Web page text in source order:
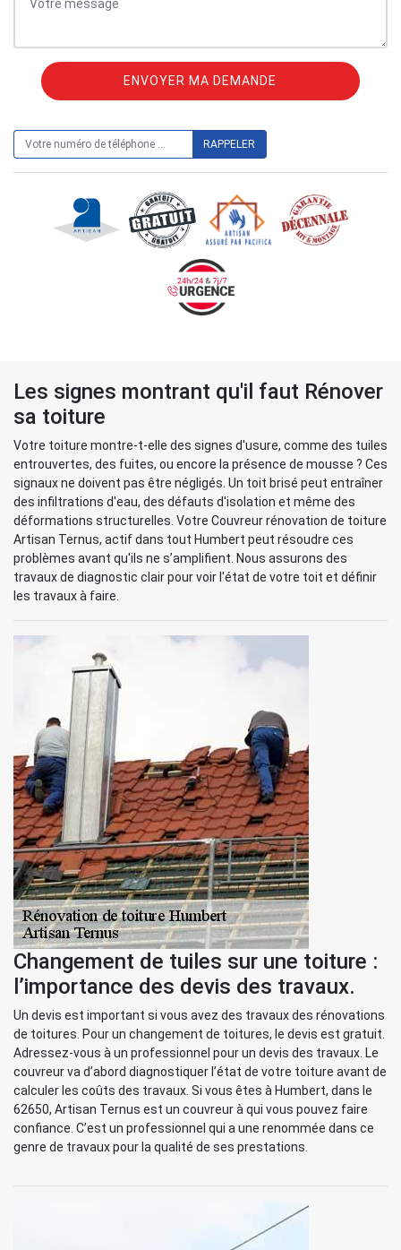
Les signes montrant qu'il faut Rénover
sa toiture
Votre toiture montre-t-elle des signes d'usure, comme des tuiles
entrouvertes, des fuites, ou encore la présence de mousse ? Ces
signaux ne doivent pas être négligés. Un toit brisé peut entraîner
des infiltrations d'eau, des défauts d'isolation et même des
déformations structurelles. Votre Couvreur rénovation de toiture
Artisan Ternus, actif dans tout Humbert peut résoudre ces
problèmes avant qu'ils ne s’amplifient. Nous assurons des
travaux de diagnostic clair pour voir l'état de votre toit et définir
les travaux à faire.
Changement de tuiles sur une toiture :
l’importance des devis des travaux.
Un devis est important si vous avez des travaux des rénovations
de toitures. Pour un changement de toitures, le devis est gratuit.
Adressez-vous à un professionnel pour un devis des travaux. Le
couvreur va d’abord diagnostiquer l’état de votre toiture avant de
calculer les coûts des travaux. Si vous êtes à Humbert, dans le
62650, Artisan Ternus est un couvreur à qui vous pouvez faire
confiance. C’est un professionnel qui a une renommée dans ce
genre de travaux pour la qualité de ses prestations.